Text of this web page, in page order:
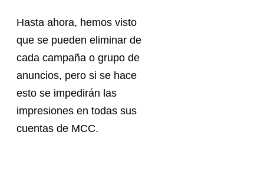
Hasta ahora, hemos visto
que se pueden eliminar de
cada campaña o grupo de
anuncios, pero si se hace
esto se impedirán las
impresiones en todas sus
cuentas de MCC.